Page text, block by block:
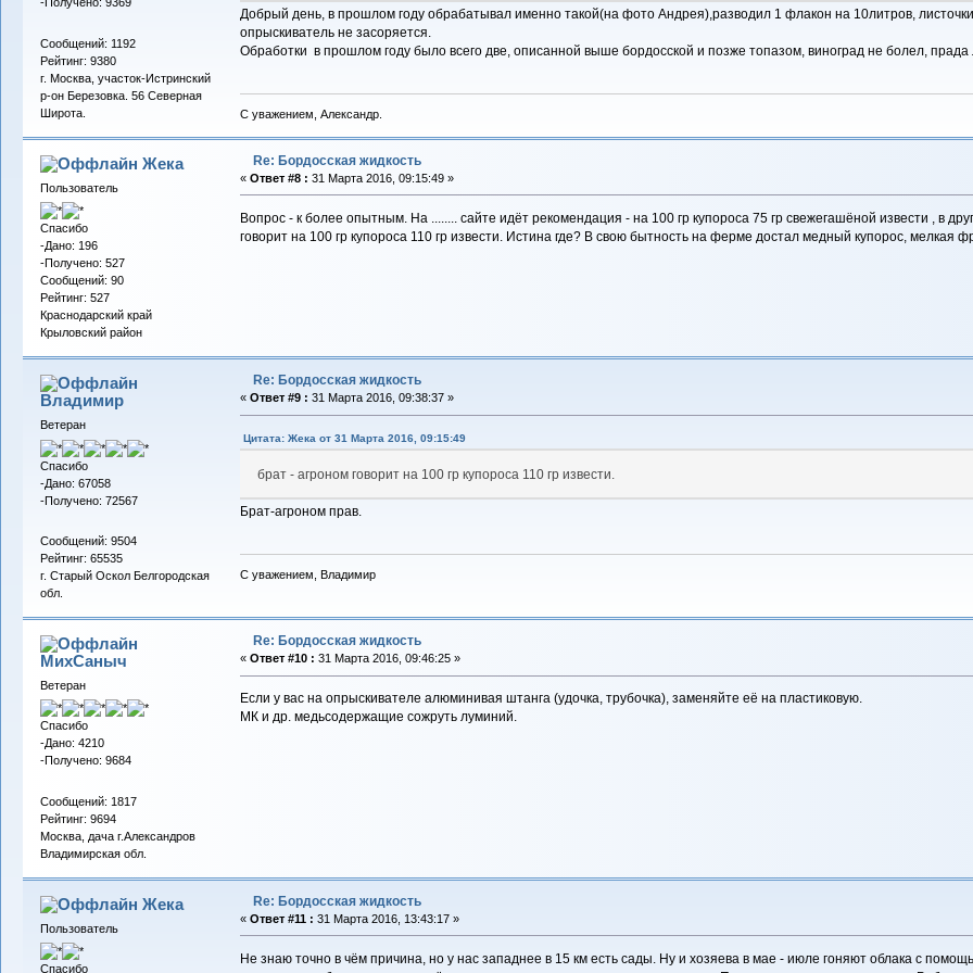
-Получено: 9369
Сообщений: 1192
Рейтинг: 9380
г. Москва, участок-Истринский
р-он Березовка. 56 Северная
Широта.
Добрый день, в прошлом году обрабатывал именно такой(на фото Андрея),разводил 1 флакон на 10литров,
опрыскиватель не засоряется.
Обработки в прошлом году было всего две, описанной выше бордосской и позже топазом, виноград не болел, прада
С уважением, Александр.
Жека
Пользователь
Спасибо
-Дано: 196
-Получено: 527
Сообщений: 90
Рейтинг: 527
Краснодарский край
Крыловский район
Re: Бордосская жидкость
« Ответ #8 : 31 Марта 2016, 09:15:49 »
Вопрос - к более опытным. На ........ сайте идёт рекомендация - на 100 гр купороса 75 гр свежегашёной извести , в
говорит на 100 гр купороса 110 гр извести. Истина где? В свою бытность на ферме достал медный купорос, мелкая
Владимиp
Ветеран
Спасибо
-Дано: 67058
-Получено: 72567
Сообщений: 9504
Рейтинг: 65535
г. Старый Оскол Белгородская
обл.
Re: Бордосская жидкость
« Ответ #9 : 31 Марта 2016, 09:38:37 »
Цитата: Жека от 31 Марта 2016, 09:15:49
брат - агроном говорит на 100 гр купороса 110 гр извести.
Брат-агроном прав.
С уважением, Владимир
МихСаныч
Ветеран
Спасибо
-Дано: 4210
-Получено: 9684
Сообщений: 1817
Рейтинг: 9694
Москва, дача г.Александров
Владимирская обл.
Re: Бордосская жидкость
« Ответ #10 : 31 Марта 2016, 09:46:25 »
Если у вас на опрыскивателе алюминивая штанга (удочка, трубочка), заменяйте её на пластиковую.
МК и др. медьсодержащие сожруть луминий.
Жека
Пользователь
Спасибо
Re: Бордосская жидкость
« Ответ #11 : 31 Марта 2016, 13:43:17 »
Не знаю точно в чём причина, но у нас западнее в 15 км есть сады. Ну и хозяева в мае - июле гоняют облака с